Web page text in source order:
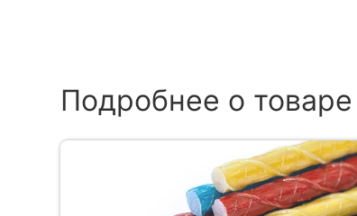
Подробнее о товаре